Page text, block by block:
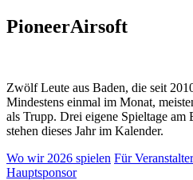
PioneerAirsoft
Zwölf Leute aus Baden, die seit
Mindestens einmal im Monat,
als Trupp. Drei eigene Spieltage
stehen dieses Jahr im Kalender.
Wo wir 2026 spielen Für Veranstalter
Hauptsponsor